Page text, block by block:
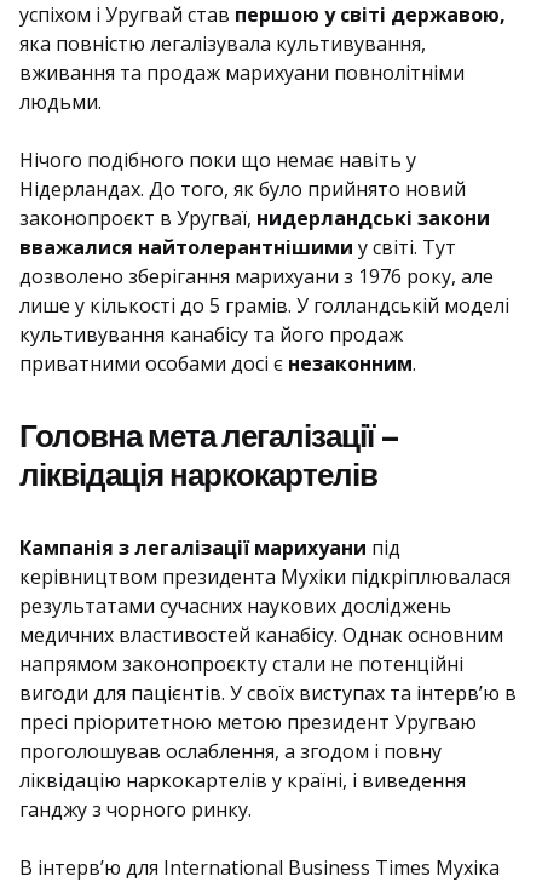
успіхом і Уругвай став першою у світі державою,
яка повністю легалізувала культивування,
вживання та продаж марихуани повнолітніми
людьми.
Нічого подібного поки що немає навіть у
Нідерландах. До того, як було прийнято новий
законопроєкт в Уругваї, нидерландські закони
вважалися найтолерантнішими у світі. Тут
дозволено зберігання марихуани з 1976 року, але
лише у кількості до 5 грамів. У голландській моделі
культивування канабісу та його продаж
приватними особами досі є незаконним.
Головна мета легалізації –
ліквідація наркокартелів
Кампанія з легалізації марихуани під
керівництвом президента Мухіки підкріплювалася
результатами сучасних наукових досліджень
медичних властивостей канабісу. Однак основним
напрямом законопроєкту стали не потенційні
вигоди для пацієнтів. У своїх виступах та інтерв’ю в
пресі пріоритетною метою президент Уругваю
проголошував ослаблення, а згодом і повну
ліквідацію наркокартелів у країні, і виведення
ганджу з чорного ринку.
В інтерв’ю для International Business Times Мухіка